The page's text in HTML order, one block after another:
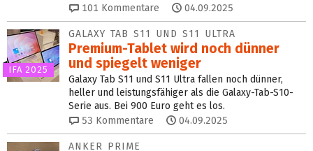
101 Kommentare 04.09.2025
IFA 2025
GALAXY TAB S11 UND S11 ULTRA
Premium-Tablet wird noch dünner
und spiegelt weniger
Galaxy Tab S11 und S11 Ultra fallen noch dünner,
heller und leistungsfähiger als die Galaxy-Tab-S10-
Serie aus. Bei 900 Euro geht es los.
53 Kommentare 04.09.2025
ANKER PRIME